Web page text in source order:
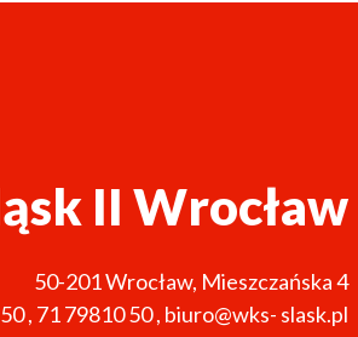
II Wrocław
50-201Wrocław, Mieszczańska 4
, 71 79810 50, biuro@wks- slask.pl